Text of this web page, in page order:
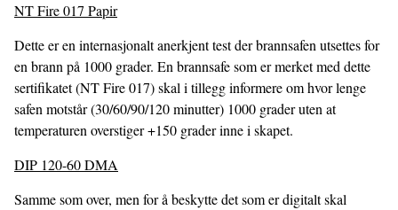
NT Fire 017 Papir
Dette er en internasjonalt anerkjent test der brannsafen utsettes for
en brann på 1000 grader. En brannsafe som er merket med dette
sertifikatet (NT Fire 017) skal i tillegg informere om hvor lenge
safen motstår (30/60/90/120 minutter) 1000 grader uten at
temperaturen overstiger +150 grader inne i skapet.
DIP 120-60 DMA
Samme som over, men for å beskytte det som er digitalt skal